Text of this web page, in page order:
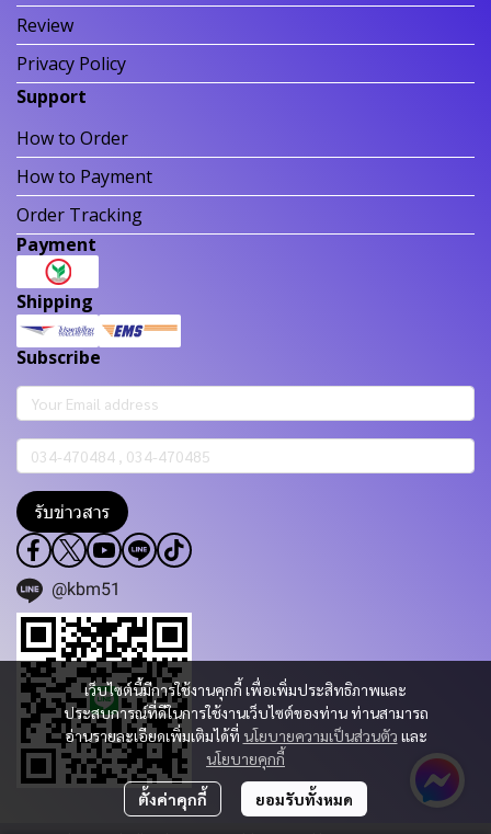
เว็บไซต์นี้มีการใช้งานคุกกี้ เพื่อเพิ่มประสิทธิภาพและ
ประสบการณ์ที่ดีในการใช้งานเว็บไซต์ของท่าน ท่านสามารถ
อ่านรายละเอียดเพิ่มเติมได้ที่ นโยบายความเป็นส่วนตัว และ
นโยบายคุกกี้
ตั้งค่าคุกกี้ ยอมรับทั้งหมด
Review
Privacy Policy
Support
How to Order
How to Payment
Order Tracking
Payment
Shipping
Subscribe
รับข่าวสาร
@kbm51